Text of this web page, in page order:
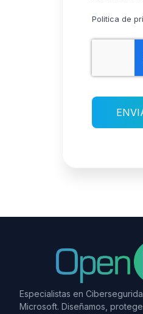
Politica de
Especialistas en
Microsoft. Diseñamos,